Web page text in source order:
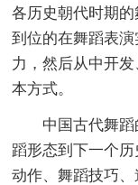
各历史朝代时期
到位的在舞蹈表
力，然后从中开
本方式。
中国古代舞蹈
蹈形态到下一个
动作、舞蹈技巧